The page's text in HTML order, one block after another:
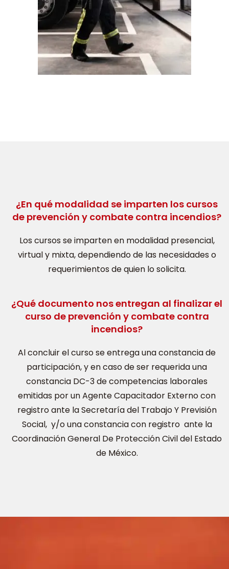
¿En qué modalidad se imparten los cursos
de prevención y combate contra incendios?
Los cursos se imparten en modalidad presencial,
virtual y mixta, dependiendo de las necesidades o
requerimientos de quien lo solicita.
¿Qué documento nos entregan al finalizar el
curso de prevención y combate contra
incendios?
Al concluir el curso se entrega una constancia de
participación, y en caso de ser requerida una
constancia DC-3 de competencias laborales
emitidas por un Agente Capacitador Externo con
registro ante la Secretaría del Trabajo Y Previsión
Social, y/o una constancia con registro ante la
Coordinación General De Protección Civil del Estado
de México.